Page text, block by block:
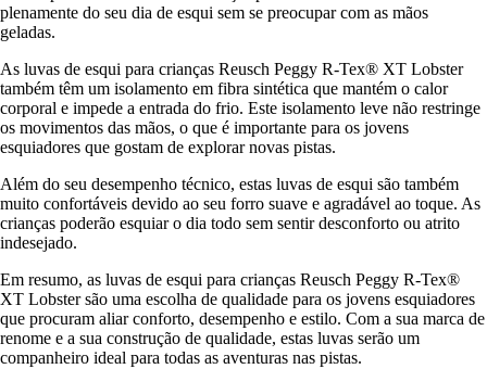
plenamente do seu dia de esqui sem se preocupar com as mãos
geladas.
As luvas de esqui para crianças Reusch Peggy R-Tex® XT Lobster
também têm um isolamento em fibra sintética que mantém o calor
corporal e impede a entrada do frio. Este isolamento leve não restringe
os movimentos das mãos, o que é importante para os jovens
esquiadores que gostam de explorar novas pistas.
Além do seu desempenho técnico, estas luvas de esqui são também
muito confortáveis devido ao seu forro suave e agradável ao toque. As
crianças poderão esquiar o dia todo sem sentir desconforto ou atrito
indesejado.
Em resumo, as luvas de esqui para crianças Reusch Peggy R-Tex®
XT Lobster são uma escolha de qualidade para os jovens esquiadores
que procuram aliar conforto, desempenho e estilo. Com a sua marca de
renome e a sua construção de qualidade, estas luvas serão um
companheiro ideal para todas as aventuras nas pistas.